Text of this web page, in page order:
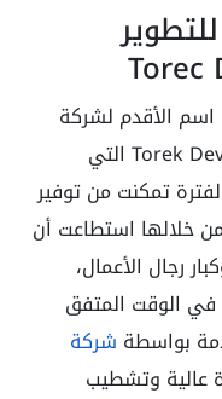
اسم الأقدم لشركة
توريك للتطوير العقاري Torek Developments التي
تلك الفترة تمكنت من توفير
خلالها استطاعت أن
رجال الأعمال،
الوقت المتفق
بواسطة شركة
عالية وتشطيب